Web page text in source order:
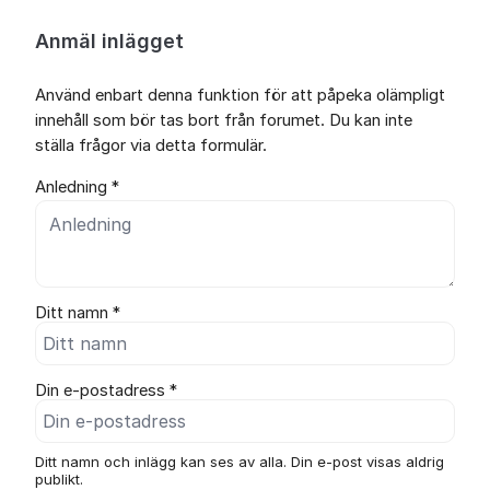
Anmäl inlägget
Använd enbart denna funktion för att påpeka olämpligt
innehåll som bör tas bort från forumet. Du kan inte
ställa frågor via detta formulär.
Anledning *
Ditt namn *
Din e-postadress *
Ditt namn och inlägg kan ses av alla. Din e-post visas aldrig
publikt.